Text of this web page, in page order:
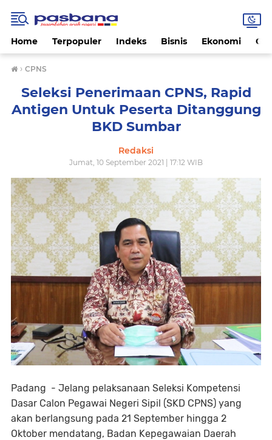
Home Terpopuler Indeks Bisnis Ekonomi
› CPNS
Seleksi Penerimaan CPNS, Rapid
Antigen Untuk Peserta Ditanggung
BKD Sumbar
Redaksi
Jumat, 10 September 2021 | 17:12 WIB
Padang - Jelang pelaksanaan Seleksi Kompetensi
Dasar Calon Pegawai Negeri Sipil (SKD CPNS) yang
akan berlangsung pada 21 September hingga 2
Oktober mendatang, Badan Kepegawaian Daerah